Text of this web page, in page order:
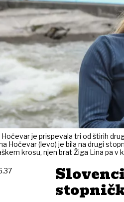
Hočevar je prispevala tri od štirih
Hočevar (levo) je bila na drugi
krosu, njen brat Žiga Lina pa v